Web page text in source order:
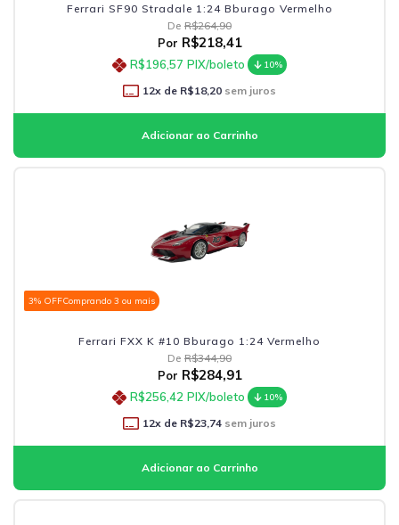
Ferrari SF90 Stradale 1:24 Bburago Vermelho
De R$264,90
Por R$218,41
R$196,57 PIX/boleto 10%
12x de R$18,20 sem juros
3% OFFComprando 3 ou mais
Ferrari FXX K #10 Bburago 1:24 Vermelho
De R$344,90
Por R$284,91
R$256,42 PIX/boleto 10%
12x de R$23,74 sem juros